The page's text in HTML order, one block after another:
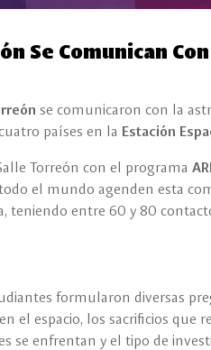
Se Comunican
se comunicaron con la
países en la Estación
Torreón con el programa
el mundo agenden esta
entre 60 y 80
formularon diversas
espacio, los sacrificios que
se enfrentan y el tipo de